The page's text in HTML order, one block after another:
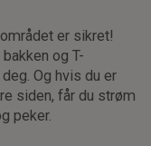
er sikret!
og T-
Og hvis du er
siden, får du strøm
peker.